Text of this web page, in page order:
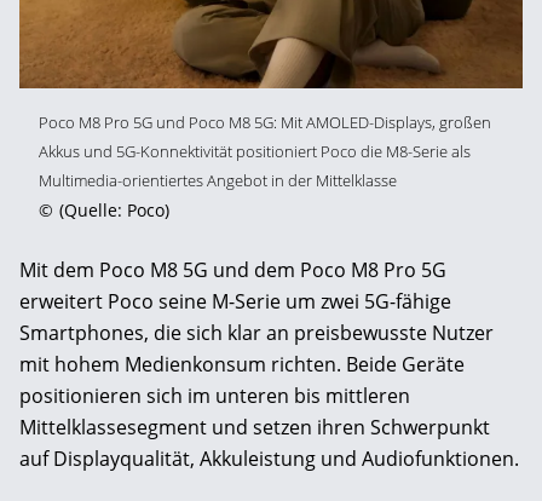
Poco M8 Pro 5G und Poco M8 5G: Mit AMOLED-Displays, großen
Akkus und 5G-Konnektivität positioniert Poco die M8-Serie als
Multimedia-orientiertes Angebot in der Mittelklasse
© (Quelle: Poco)
Mit dem Poco M8 5G und dem Poco M8 Pro 5G
erweitert Poco seine M-Serie um zwei 5G-fähige
Smartphones, die sich klar an preisbewusste Nutzer
mit hohem Medienkonsum richten. Beide Geräte
positionieren sich im unteren bis mittleren
Mittelklassesegment und setzen ihren Schwerpunkt
auf Displayqualität, Akkuleistung und Audiofunktionen.